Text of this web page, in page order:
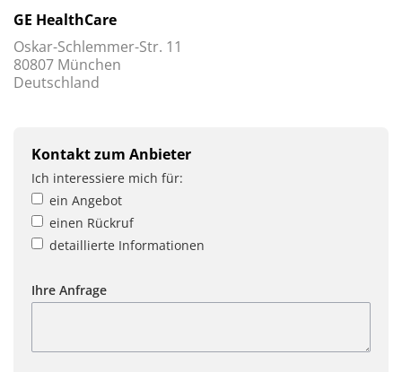
GE HealthCare
Oskar-Schlemmer-Str. 11
80807 München
Deutschland
Kontakt zum Anbieter
Ich interessiere mich für:
ein Angebot
einen Rückruf
detaillierte Informationen
Ihre Anfrage